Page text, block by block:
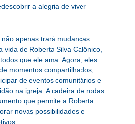
a alegria de viver
apenas trará mudanças
vida de Roberta Silva Calônico,
que ele ama. Agora, eles
momentos compartilhados,
de eventos comunitários e
na igreja. A cadeira de rodas
que permite a Roberta
novas possibilidades e